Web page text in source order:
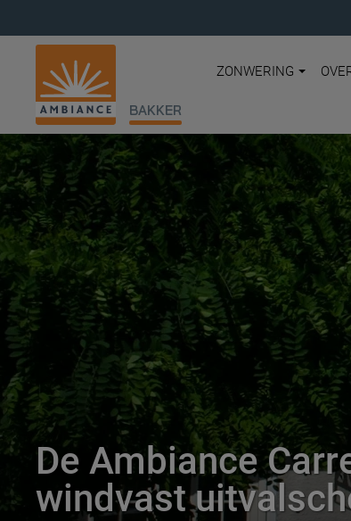
BAKKER
ZONWERING
De Ambiance
windvast